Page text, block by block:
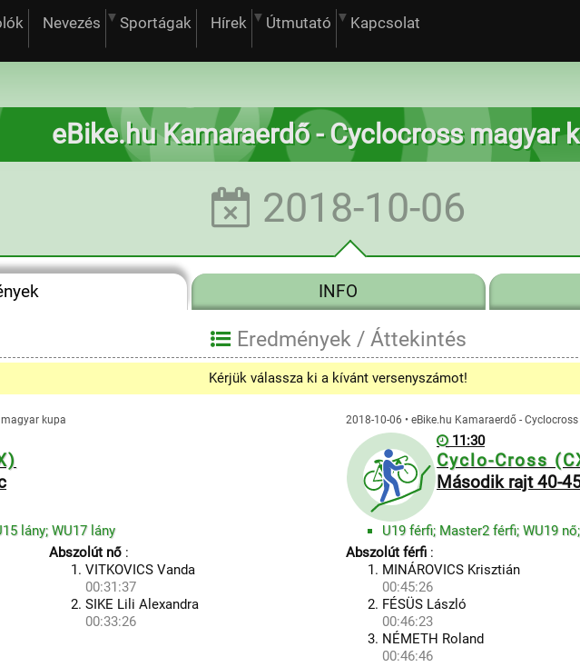
Nevezés Sportágak Hírek Útmutató Kapcsolat
eBike.hu Kamaraerdő - Cyclocross magyar
2018-10-06
INFO
Eredmények / Áttekintés
Kérjük válassza ki a kívánt versenyszámot!
kupa
lány; WU17 lány
Abszolút nő:
VITKOVICS Vanda
00:31:37
SIKE Lili Alexandra
00:33:26
2018-10-06 • eBike.hu Kamaraerdő -
11:30
Cyclo-Cross
Második rajt 40-
U19 férfi; Master2 férfi; WU19
Abszolút férfi:
MINÁROVICS Krisztián
00:45:26
FÉSÜS László
00:46:23
NÉMETH Roland
00:46:46